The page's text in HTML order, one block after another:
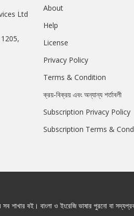
Ltd
About
Help
License
Privacy Policy
Terms & Condition
ক্রয়-বিক্রয় এবং অন্যান্য শর্তাবলী
Subscription Privacy Policy
Subscription Terms &
সব শাখার বই। বাংলা ও ইংরেজি ভাষার পুরনো বা